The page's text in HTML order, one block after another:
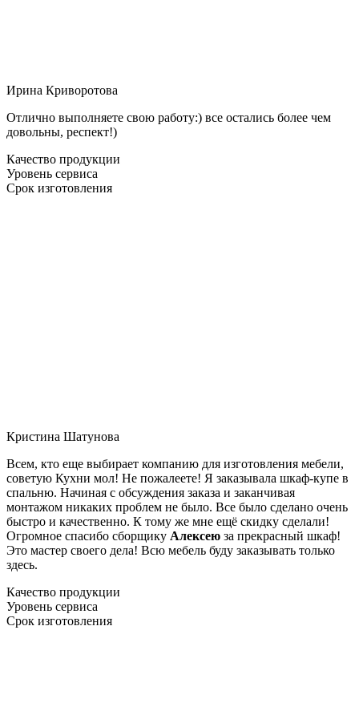
Ирина Криворотова
Отлично выполняете свою работу:) все остались более чем
довольны, респект!)
Качество продукции
Уровень сервиса
Срок изготовления
Кристина Шатунова
Всем, кто еще выбирает компанию для изготовления мебели,
советую Кухни мол! Не пожалеете! Я заказывала шкаф-купе в
спальню. Начиная с обсуждения заказа и заканчивая
монтажом никаких проблем не было. Все было сделано очень
быстро и качественно. К тому же мне ещё скидку сделали!
Огромное спасибо сборщику Алексею за прекрасный шкаф!
Это мастер своего дела! Всю мебель буду заказывать только
здесь.
Качество продукции
Уровень сервиса
Срок изготовления